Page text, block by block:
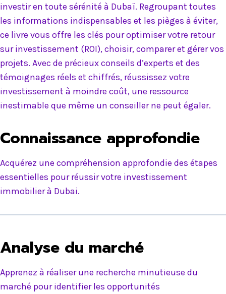
investir en toute sérénité à Dubaï. Regroupant toutes
les informations indispensables et les pièges à éviter,
ce livre vous offre les clés pour optimiser votre retour
sur investissement (ROI), choisir, comparer et gérer vos
projets. Avec de précieux conseils d’experts et des
témoignages réels et chiffrés, réussissez votre
investissement à moindre coût, une ressource
inestimable que même un conseiller ne peut égaler.
Connaissance approfondie
Acquérez une compréhension approfondie des étapes
essentielles pour réussir votre investissement
immobilier à Dubai.
Analyse du marché
Apprenez à réaliser une recherche minutieuse du
marché pour identifier les opportunités